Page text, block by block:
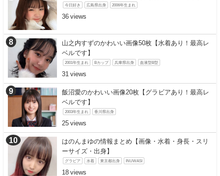
今日好き 広島県出身 2006年生まれ
36
山之内すずのかわいい画像50枚【水着あり！最高レ
ベルです】
2001年生まれ Bカップ 兵庫県出身 血液型B型
31
飯沼愛のかわいい画像20枚【グラビアあり！最高レ
ベルです】
2003年生まれ 香川県出身
25
はのんまゆの情報まとめ【画像・水着・身長・スリ
ーサイズ・出身】
グラビア 水着 東京都出身 INUWASI
18